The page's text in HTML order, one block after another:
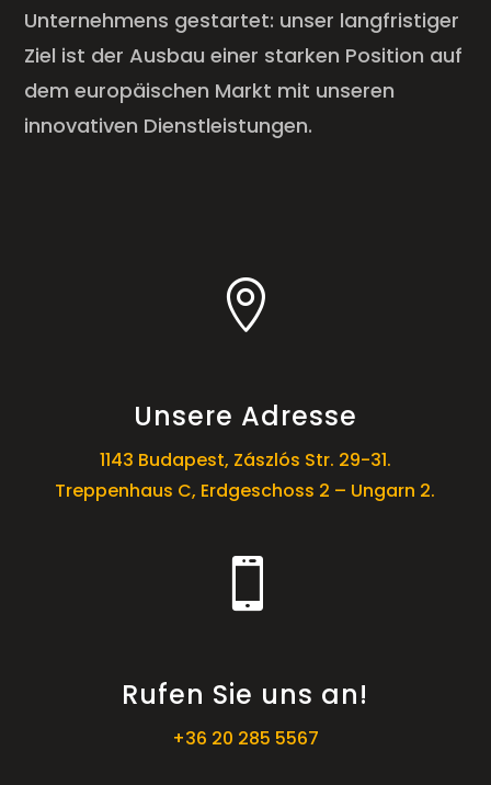
Unternehmens gestartet: unser langfristiger
Ziel ist der Ausbau einer starken Position auf
dem europäischen Markt mit unseren
innovativen Dienstleistungen.

Unsere Adresse
1143 Budapest, Zászlós Str. 29-31.
Treppenhaus C, Erdgeschoss 2 – Ungarn 2.

Rufen Sie uns an!
+36 20 285 5567